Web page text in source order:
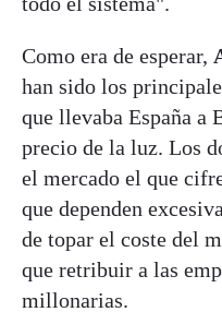
Como era de esperar,
han sido los
que llevaba España a
precio de la luz. Los
el mercado el que
que dependen
de topar el coste del
que retribuir a las
millonarias.